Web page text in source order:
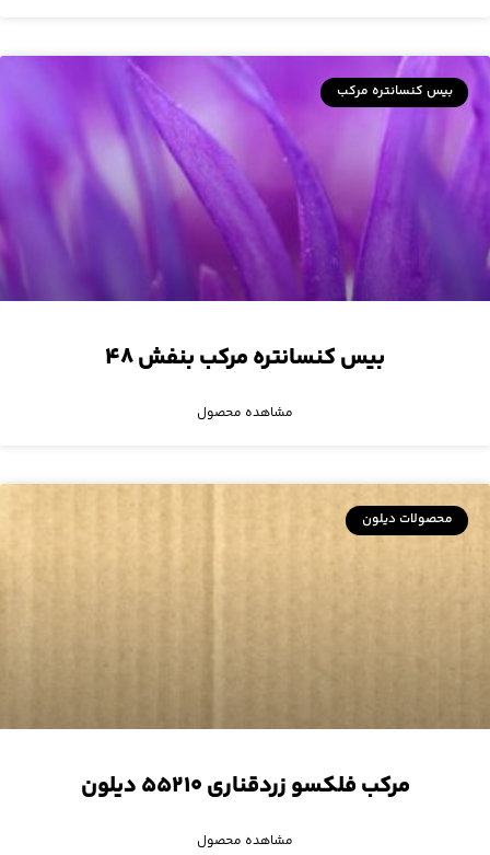
بیس کنسانتره مرکب
بیس کنسانتره مرکب بنفش ۴۸
مشاهده محصول
محصولات دیلون
مرکب فلکسو زردقناری ۵۵۲۱۰ دیلون
مشاهده محصول